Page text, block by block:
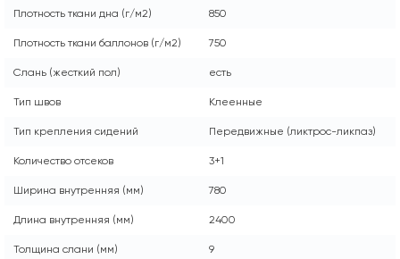
Плотность ткани дна (г/м2) 850
Плотность ткани баллонов (г/м2) 750
Слань (жесткий пол) есть
Тип швов Клеенные
Тип крепления сидений Передвижные (ликтрос-ликпаз)
Количество отсеков 3+1
Ширина внутренняя (мм) 780
Длина внутренняя (мм) 2400
Толщина слани (мм) 9